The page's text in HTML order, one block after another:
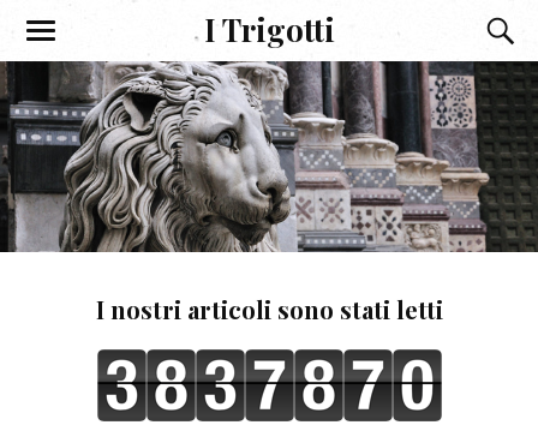
I Trigotti
I nostri articoli sono stati letti